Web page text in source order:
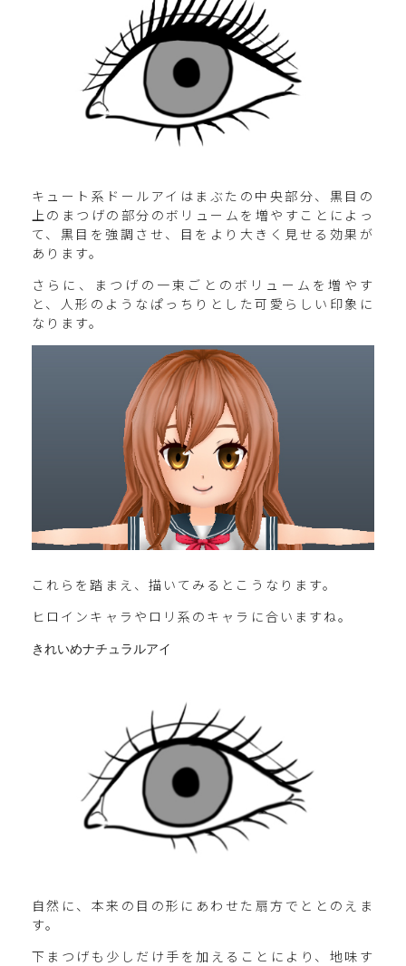
キュート系ドールアイはまぶたの中央部分、黒目の
上のまつげの部分のボリュームを増やすことによっ
て、黒目を強調させ、目をより大きく見せる効果が
あります。
さらに、まつげの一束ごとのボリュームを増やす
と、人形のようなぱっちりとした可愛らしい印象に
なります。
これらを踏まえ、描いてみるとこうなります。
ヒロインキャラやロリ系のキャラに合いますね。
きれいめナチュラルアイ
自然に、本来の目の形にあわせた扇方でととのえま
す。
下まつげも少しだけ手を加えることにより、地味す